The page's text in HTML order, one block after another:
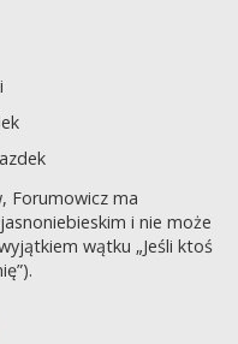
Forumowicz ma
i nie może
wątku „Jeśli ktoś